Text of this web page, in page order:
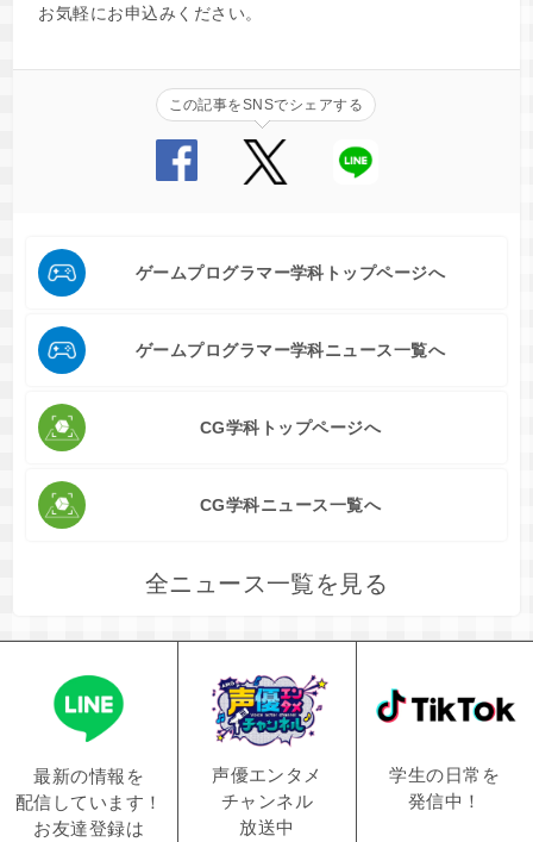
お気軽にお申込みください。
この記事をSNSでシェアする
ゲームプログラマー学科トップページへ
ゲームプログラマー学科ニュース一覧へ
CG学科トップページへ
CG学科ニュース一覧へ
全ニュース一覧を見る
最新の情報を
配信しています！
お友達登録は
声優エンタメ
チャンネル
放送中
学生の日常を
発信中！